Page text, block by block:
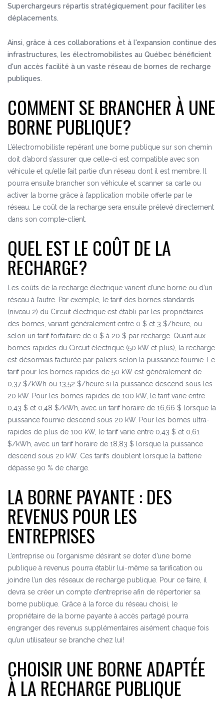
Superchargeurs répartis stratégiquement pour faciliter les
déplacements.
Ainsi, grâce à ces collaborations et à l'expansion continue des
infrastructures, les électromobilistes au Québec bénéficient
d'un accès facilité à un vaste réseau de bornes de recharge
publiques.
COMMENT SE BRANCHER À UNE
BORNE PUBLIQUE?
L’électromobiliste repérant une borne publique sur son chemin
doit d’abord s’assurer que celle-ci est compatible avec son
véhicule et qu’elle fait partie d’un réseau dont il est membre. Il
pourra ensuite brancher son véhicule et scanner sa carte ou
activer la borne grâce à l’application mobile offerte par le
réseau. Le coût de la recharge sera ensuite prélevé directement
dans son compte-client.
QUEL EST LE COÛT DE LA
RECHARGE?
Les coûts de la recharge électrique varient d’une borne ou d’un
réseau à l’autre. Par exemple, le tarif des bornes standards
(niveau 2) du Circuit électrique est établi par les propriétaires
des bornes, variant généralement entre 0 $ et 3 $/heure, ou
selon un tarif forfaitaire de 0 $ à 20 $ par recharge. Quant aux
bornes rapides du Circuit électrique (50 kW et plus), la recharge
est désormais facturée par paliers selon la puissance fournie. Le
tarif pour les bornes rapides de 50 kW est généralement de
0,37 $/kWh ou 13,52 $/heure si la puissance descend sous les
20 kW. Pour les bornes rapides de 100 kW, le tarif varie entre
0,43 $ et 0,48 $/kWh, avec un tarif horaire de 16,66 $ lorsque la
puissance fournie descend sous 20 kW. Pour les bornes ultra-
rapides de plus de 100 kW, le tarif varie entre 0,43 $ et 0,61
$/kWh, avec un tarif horaire de 18,83 $ lorsque la puissance
descend sous 20 kW. Ces tarifs doublent lorsque la batterie
dépasse 90 % de charge.
LA BORNE PAYANTE : DES
REVENUS POUR LES
ENTREPRISES
L’entreprise ou l’organisme désirant se doter d’une borne
publique à revenus pourra établir lui-même sa tarification ou
joindre l’un des réseaux de recharge publique. Pour ce faire, il
devra se créer un compte d’entreprise afin de répertorier sa
borne publique. Grâce à la force du réseau choisi, le
propriétaire de la borne payante à accès partagé pourra
engranger des revenus supplémentaires aisément chaque fois
qu’un utilisateur se branche chez lui!
CHOISIR UNE BORNE ADAPTÉE
À LA RECHARGE PUBLIQUE